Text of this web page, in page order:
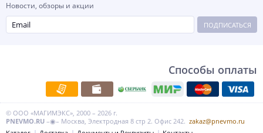
Новости, обзоры и акции
ПОДПИСАТЬСЯ
Способы оплаты
© ООО «МАГИМЭКС», 2000 – 2026 г.
PNEVMO.RU –◉– Москва, Электродная 8 стр 2. Офис 242. zakaz@pnevmo.ru